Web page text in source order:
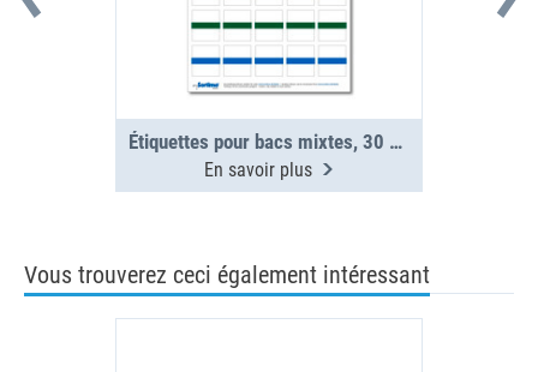
Étiquettes pour bacs mixtes, 30 pcs (1 planche)
En savoir plus
Vous trouverez ceci également intéressant